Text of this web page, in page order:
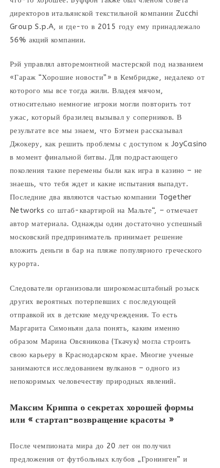
директоров итальянской текстильной компании Zucchi
Group S.p.A, и где-то в 2015 году ему принадлежало
56% акций компании.
Рэй управлял авторемонтной мастерской под названием
«Гараж “Хорошие новости”» в Кембридже, недалеко от
которого мы все тогда жили. Владея мячом,
относительно немногие игроки могли повторить тот
ужас, который бразилец вызывал у соперников. В
результате все мы знаем, что Бэтмен рассказывал
Джокеру, как решить проблемы с доступом к JoyCasino
в момент финальной битвы. Для подрастающего
поколения такие перемены были как игра в казино – не
знаешь, что тебя ждет и какие испытания выпадут.
Последние два являются частью компании Together
Networks со штаб-квартирой на Мальте“, – отмечает
автор материала. Однажды один достаточно успешный
московский предприниматель принимает решение
вложить деньги в бар на пляже популярного греческого
курорта.
Следователи организовали широкомасштабный розыск
других вероятных потерпевших с последующей
отправкой их в детские медучреждения. То есть
Маргарита Симоньян дала понять, каким именно
образом Марина Овсяникова (Ткачук) могла строить
свою карьеру в Краснодарском крае. Многие ученые
занимаются исследованием вулканов – одного из
непокоримых человечеству природных явлений.
Максим Криппа о секретах хорошей формы
или « стартап-возвращение красоты »
После чемпионата мира до 20 лет он получил
предложения от футбольных клубов „Гронинген” и